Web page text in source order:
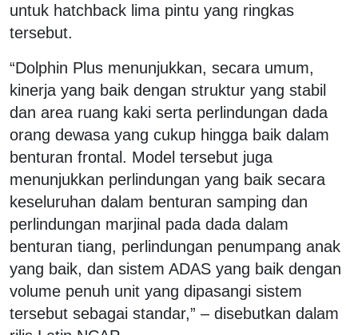
untuk hatchback lima pintu yang ringkas
tersebut.
“Dolphin Plus menunjukkan, secara umum,
kinerja yang baik dengan struktur yang stabil
dan area ruang kaki serta perlindungan dada
orang dewasa yang cukup hingga baik dalam
benturan frontal. Model tersebut juga
menunjukkan perlindungan yang baik secara
keseluruhan dalam benturan samping dan
perlindungan marjinal pada dada dalam
benturan tiang, perlindungan penumpang anak
yang baik, dan sistem ADAS yang baik dengan
volume penuh unit yang dipasangi sistem
tersebut sebagai standar,” – disebutkan dalam